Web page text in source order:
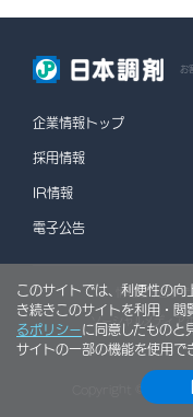
お
企業情報トップ
採用情報
IR情報
電子公告
情報セキュリ
Copyright © NIHON
このサイトでは、利便性の向
き続きこのサイトを利用・閲
るポリシーに同意したものと
サイトの一部の機能を使用で